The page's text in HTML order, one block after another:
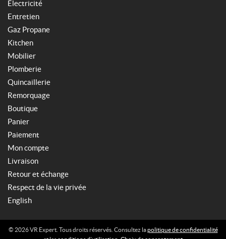
Électricité
Entretien
Gaz Propane
Kitchen
Mobilier
Plomberie
Quincaillerie
Remorquage
Boutique
Panier
Paiement
Mon compte
Livraison
Retour et échange
Respect de la vie privée
English
© 2026 VR Expert. Tous droits réservés. Consultez lapolitique de confidentialité